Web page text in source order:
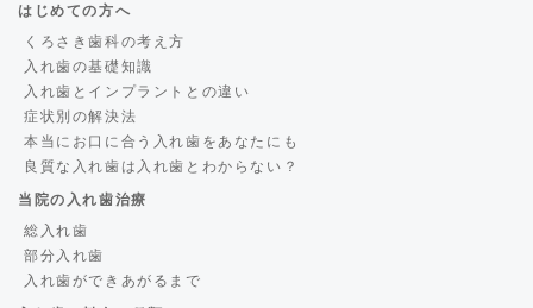
はじめての方へ
くろさき歯科の考え方
入れ歯の基礎知識
入れ歯とインプラントとの違い
症状別の解決法
本当にお口に合う入れ歯をあなたにも
良質な入れ歯は入れ歯とわからない？
当院の入れ歯治療
総入れ歯
部分入れ歯
入れ歯ができあがるまで